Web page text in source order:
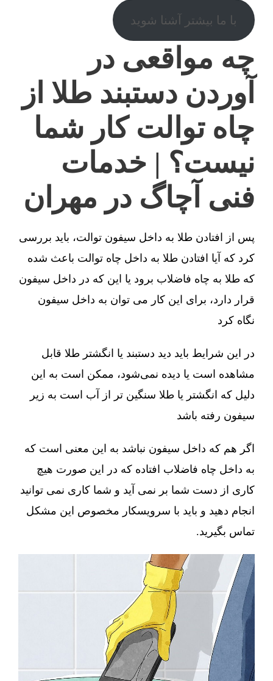
با ما بیشتر آشنا شوید
چه مواقعی در
آوردن دستبند طلا از
چاه توالت کار شما
نیست؟ | خدمات
فنی آچاگ در مهران
پس از افتادن طلا به داخل سیفون توالت، باید بررسی
کرد که آیا افتادن طلا به داخل چاه توالت باعث شده
که طلا به چاه فاضلاب برود یا این که در داخل سیفون
قرار دارد، برای این کار می توان به داخل سیفون
نگاه کرد
در این شرایط باید دید دستبند یا انگشتر طلا قابل
مشاهده است یا دیده نمی‌شود، ممکن است به این
دلیل که انگشتر یا طلا سنگین تر از آب است به زیر
سیفون رفته باشد
اگر هم که داخل سیفون نباشد به این معنی است که
به داخل چاه فاضلاب افتاده که در این صورت هیچ
کاری از دست شما بر نمی آید و شما کاری نمی توانید
انجام دهید و باید با سرویسکار مخصوص این مشکل
تماس بگیرید.